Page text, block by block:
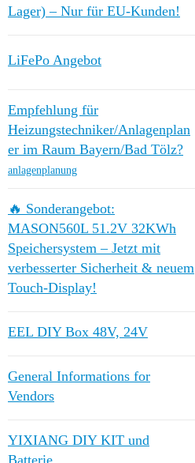
Lager) – Nur für EU-Kunden!
LiFePo Angebot
Empfehlung für
Heizungstechniker/Anlagenplan
er im Raum Bayern/Bad Tölz?
anlagenplanung
🔥 Sonderangebot:
MASON560L 51.2V 32KWh
Speichersystem – Jetzt mit
verbesserter Sicherheit & neuem
Touch-Display!
EEL DIY Box 48V, 24V
General Informations for
Vendors
YIXIANG DIY KIT und
Batterie